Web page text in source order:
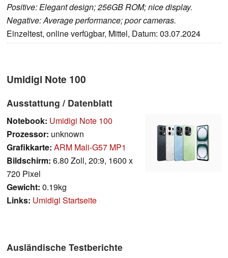
Positive: Elegant design; 256GB ROM; nice display.
Negative: Average performance; poor cameras.
Einzeltest, online verfügbar, Mittel, Datum: 03.07.2024
Umidigi Note 100
Ausstattung / Datenblatt
Notebook: Umidigi Note 100
Prozessor: unknown
Grafikkarte: ARM Mali-G57 MP1
Bildschirm: 6.80 Zoll, 20:9, 1600 x
720 Pixel
Gewicht: 0.19kg
Links: Umidigi Startseite
Ausländische Testberichte